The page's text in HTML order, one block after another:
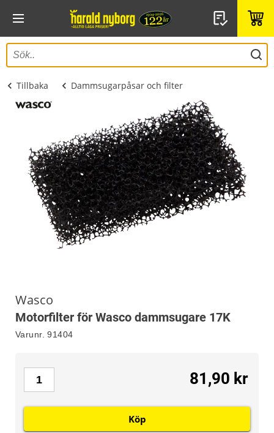
Tillbaka Dammsugarpåsar och filter
Wasco
Motorfilter för Wasco dammsugare 17K
Varunr. 91404
81,90 kr
Köp